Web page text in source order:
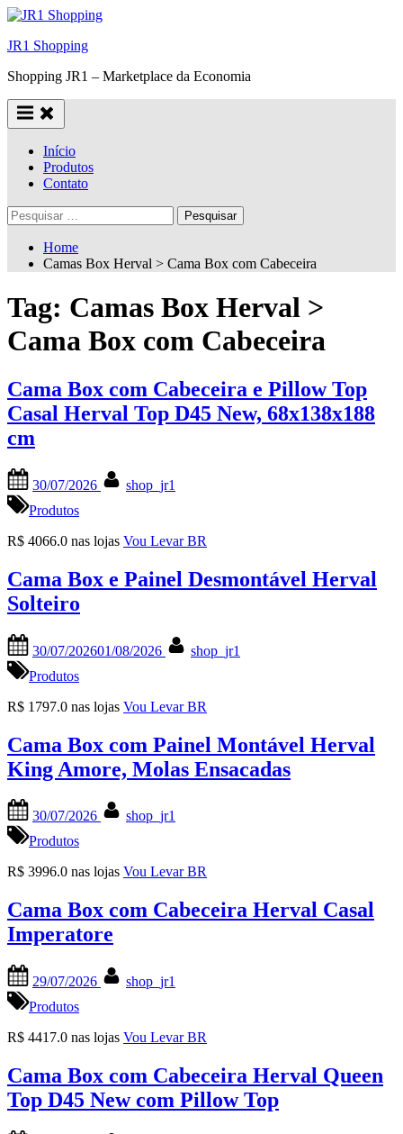
Skip
content
JR1 Shopping
Shopping JR1 – Marketplace da Economia
Início
Produtos
Contato
Pesquisar
por:
Home
Camas Box Herval > Cama Box com Cabeceira
Tag: Camas Box Herval >
Cama Box com Cabeceira
Cama Box com Cabeceira e Pillow Top
Casal Herval Top D45 New, 68x138x188
cm
on
30/07/2026
shop_jr1
Produtos
R$ 4066.0 nas lojas Vou Levar BR
Cama Box e Painel Desmontável Herval
Solteiro
on
30/07/202601/08/2026
shop_jr1
Produtos
R$ 1797.0 nas lojas Vou Levar BR
Cama Box com Painel Montável Herval
King Amore, Molas Ensacadas
on
30/07/2026
shop_jr1
Produtos
R$ 3996.0 nas lojas Vou Levar BR
Cama Box com Cabeceira Herval Casal
Imperatore
on
29/07/2026
shop_jr1
Produtos
R$ 4417.0 nas lojas Vou Levar BR
Cama Box com Cabeceira Herval Queen
Top D45 New com Pillow Top